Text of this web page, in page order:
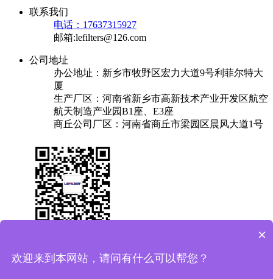
联系我们
电话：17637315927
邮箱:lefilters@126.com
公司地址
办公地址：新乡市牧野区宏力大道9号利菲尔特大
厦
生产厂区：河南省新乡市高新技术产业开发区航空
航天制造产业园B1座、E3座
商丘公司厂区：河南省商丘市梁园区晨风大道1号
×
欢迎来到本网站，请问有什么可以帮您？